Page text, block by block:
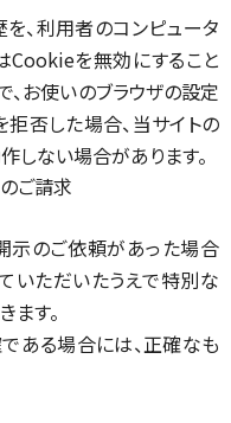
、利用者のコンピュータ
Cookieを無効にすること
お使いのブラウザの設定
拒否した場合、当サイトの
しない場合があります。
ご請求
示のご依頼があった場合
いただいたうえで特別な
す。
ある場合には、正確なも